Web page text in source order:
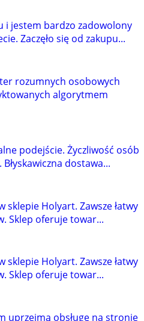
i jestem bardzo zadowolony
Zaczęło się od zakupu...
rozumnych osobowych
algorytmem
podejście. Życzliwość osób
dostawa...
sklepie Holyart. Zawsze łatwy
Sklep oferuje towar...
sklepie Holyart. Zawsze łatwy
Sklep oferuje towar...
uprzejmą obsługę na stronie